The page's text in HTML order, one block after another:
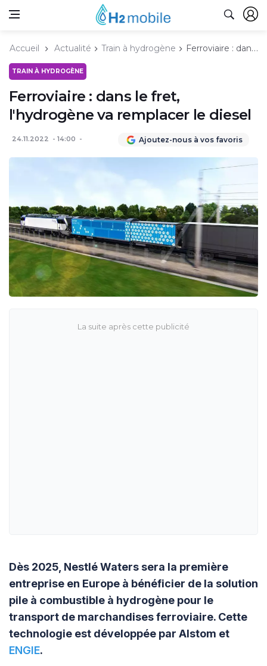
Accueil Actualité Train à hydrogène Ferroviaire : dans le fret, l'hydrogène va remplacer le diesel
TRAIN À HYDROGÈNE
Ferroviaire : dans le fret,
l'hydrogène va remplacer le diesel
24.11.2022 14:00 Ajoutez-nous à vos favoris
Dès 2025, Nestlé Waters sera la première
entreprise en Europe à bénéficier de la solution
pile à combustible à hydrogène pour le
transport de marchandises ferroviaire. Cette
technologie est développée par Alstom et
ENGIE.